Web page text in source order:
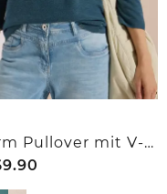
3/4-Arm Pullover mit V-Neck und Strukturfront